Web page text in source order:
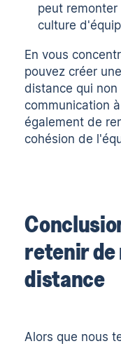
peut
culture
En vous
pouvez créer
distance qui
communication
également de
cohésion de
retenir de
distance
Alors que nous